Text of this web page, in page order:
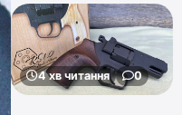
4 хв читання 0